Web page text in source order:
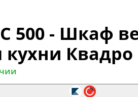
500 - Шкаф
кухни Квадро